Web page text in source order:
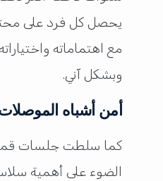
يحصل كل فرد على
مع اهتماماته
وبشكل آني.
أمن أشباه
الضوء على أهمية